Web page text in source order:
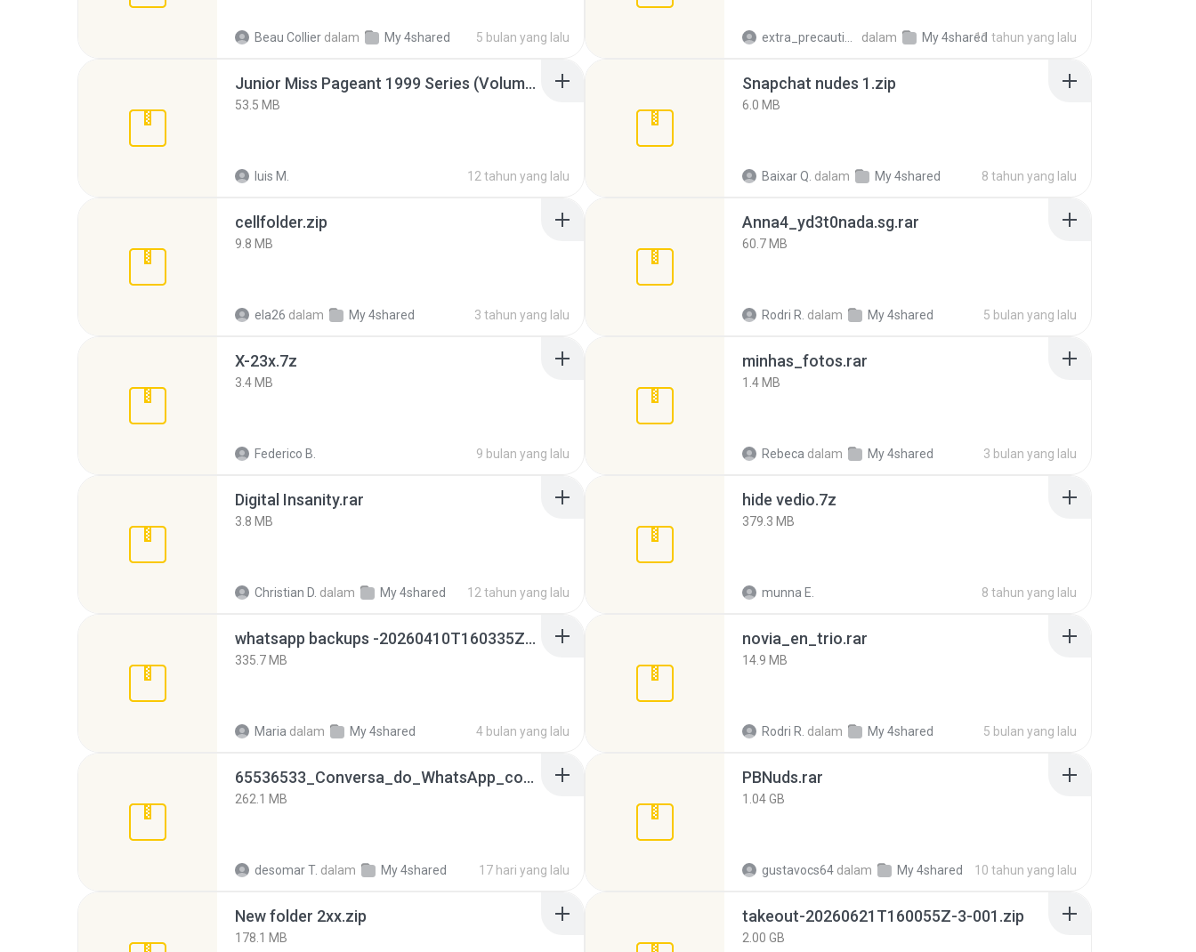
Beau Collier dalam My 4shared 5 bulan yang lalu dalam My 4shared11 tahun yang lalu
Junior Miss Pageant 1999 Series (Volume I Part I NC 6).7z
53.5 MB
luis M. 12 tahun yang lalu
Snapchat nudes 1.zip
6.0 MB
Baixar Q. dalam My 4shared 8 tahun yang lalu
cellfolder.zip
9.8 MB
ela26 dalam My 4shared 3 tahun yang lalu
Anna4_yd3t0nada.sg.rar
60.7 MB
Rodri R. dalam My 4shared 5 bulan yang lalu
X-23x.7z
3.4 MB
Federico B. 9 bulan yang lalu
minhas_fotos.rar
1.4 MB
Rebeca dalam My 4shared 3 bulan yang lalu
Digital Insanity.rar
3.8 MB
Christian D. dalam My 4shared 12 tahun yang lalu
hide vedio.7z
379.3 MB
munna E. 8 tahun yang lalu
whatsapp backups -20260410T160335Z-3-001.zip
335.7 MB
Maria dalam My 4shared 4 bulan yang lalu
novia_en_trio.rar
14.9 MB
Rodri R. dalam My 4shared 5 bulan yang lalu
65536533_Conversa_do_WhatsApp_com_Meu_Esposo.zip
262.1 MB
desomar T. dalam My 4shared 17 hari yang lalu
PBNuds.rar
1.04 GB
gustavocs64 dalam My 4shared 10 tahun yang lalu
New folder 2xx.zip
178.1 MB
takeout-20260621T160055Z-3-001.zip
2.00 GB